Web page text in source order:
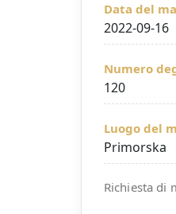
Data del
2022-09-16
Numero
120
Luogo del
Primorska
Richiesta di